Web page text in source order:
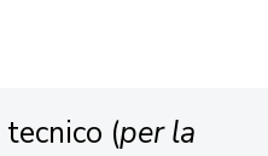
(per la